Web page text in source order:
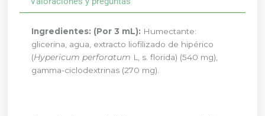
Ingredientes: (Por 3 mL): Humectante:
glicerina, agua, extracto liofilizado de hipérico
(Hypericum perforatum L, s. florida) (540 mg),
gamma-ciclodextrinas (270 mg).